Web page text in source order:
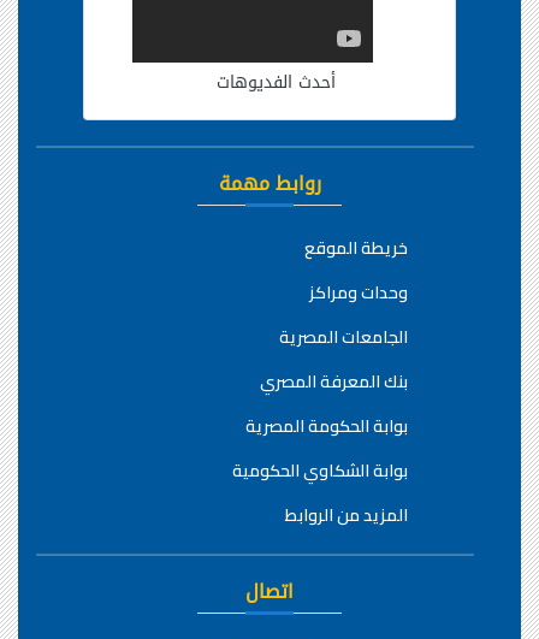
أحدث الفديوهات
روابط مهمة
خريطة الموقع
وحدات ومراكز
الجامعات المصرية
بنك المعرفة المصري
بوابة الحكومة المصرية
بوابة الشكاوي الحكومية
المزيد من الروابط
اتصال